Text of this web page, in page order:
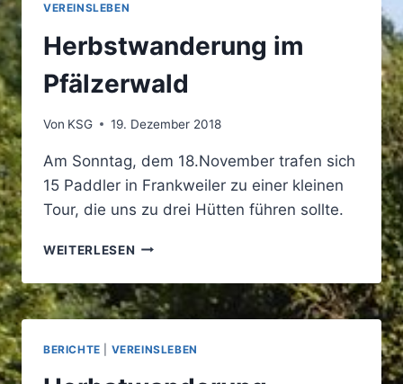
VEREINSLEBEN
Herbstwanderung im
Pfälzerwald
Von KSG 19. Dezember 2018
Am Sonntag, dem 18.November trafen sich
15 Paddler in Frankweiler zu einer kleinen
Tour, die uns zu drei Hütten führen sollte.
WEITERLESEN HERBSTWANDERUNG
PFÄLZERWALD
BERICHTE VEREINSLEBEN